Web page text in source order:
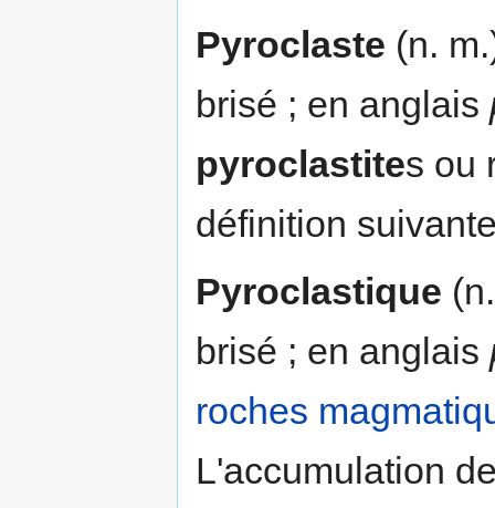
Pyroclaste (n.
brisé ; en anglais
pyroclastites ou
définition
Pyroclastique
brisé ; en anglais
roches
L'accumulation